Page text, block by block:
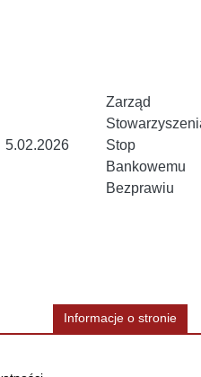
5.02.2026
Zarząd
Stop
Bankowemu
Bezprawiu
Informacje o stronie